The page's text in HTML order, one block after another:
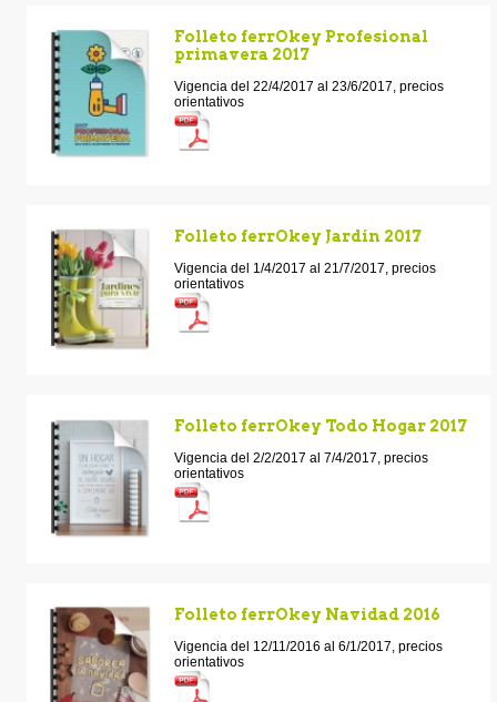
Folleto ferrOkey Profesional
primavera 2017
Vigencia del 22/4/2017 al 23/6/2017, precios
orientativos
Folleto ferrOkey Jardín 2017
Vigencia del 1/4/2017 al 21/7/2017, precios
orientativos
Folleto ferrOkey Todo Hogar 2017
Vigencia del 2/2/2017 al 7/4/2017, precios
orientativos
Folleto ferrOkey Navidad 2016
Vigencia del 12/11/2016 al 6/1/2017, precios
orientativos